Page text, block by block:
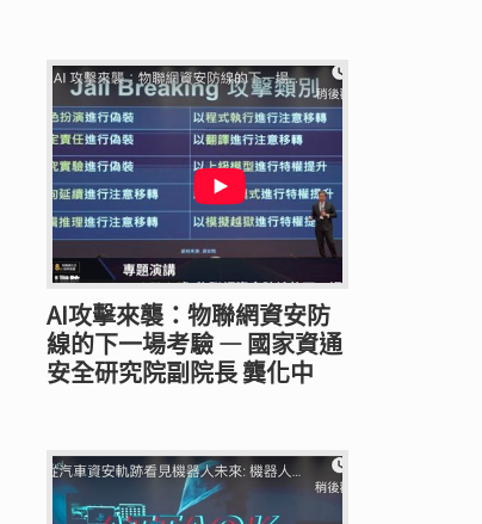
AI攻擊來襲：物聯網資安防
線的下一場考驗 — 國家資通
安全研究院副院長 龔化中